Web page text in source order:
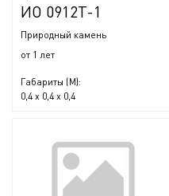
ИО 0912Т-1
Природный камень
от 1 лет
Габариты (М):
0,4 x 0,4 х 0,4